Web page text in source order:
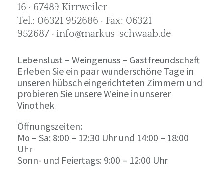
16 · 67489 Kirrweiler
Tel.: 06321 952686 · Fax: 06321
952687 · info@markus-schwaab.de
Lebenslust – Weingenuss – Gastfreundschaft
Erleben Sie ein paar wunderschöne Tage in
unseren hübsch eingerichteten Zimmern und
probieren Sie unsere Weine in unserer
Vinothek.
Öffnungszeiten:
Mo – Sa: 8:00 – 12:30 Uhr und 14:00 – 18:00
Uhr
Sonn- und Feiertags: 9:00 – 12:00 Uhr